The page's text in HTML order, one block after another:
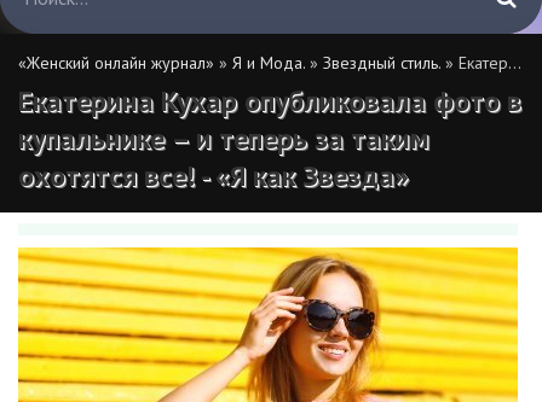
«Женский онлайн журнал» » Я и Мода. » Звездный стиль. » Екатерина Кухар опубликовала фото в купальнике – и теперь за таким охотятся все! - «Я как Звезда»
Екатерина Кухар опубликовала фото в
купальнике – и теперь за таким
охотятся все! - «Я как Звезда»